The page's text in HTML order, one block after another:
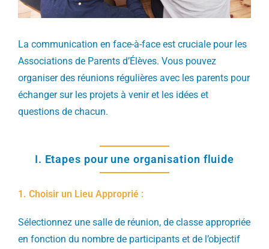
La communication en face-à-face est cruciale pour les
Associations de Parents d’Élèves. Vous pouvez
organiser des réunions régulières avec les parents pour
échanger sur les projets à venir et les idées et
questions de chacun.
I. Etapes pour une organisation fluide
1. Choisir un Lieu Approprié :
Sélectionnez une salle de réunion, de classe appropriée
en fonction du nombre de participants et de l’objectif